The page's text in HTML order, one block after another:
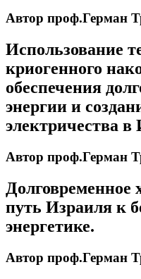
Автор проф.Герман
Использование
криогенного
обеспечения
энергии и
электричества в
Автор проф.Герман
Долговременное
путь Израиля к
энергетике.
Автор проф.Герман